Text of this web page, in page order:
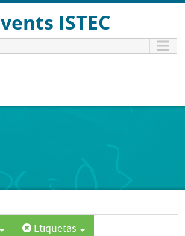
Events ISTEC
Etiquetas